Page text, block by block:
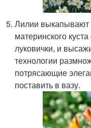
Лилии выкапывают
материнского
луковички, и
технологии
потрясающие
поставить в вазу.